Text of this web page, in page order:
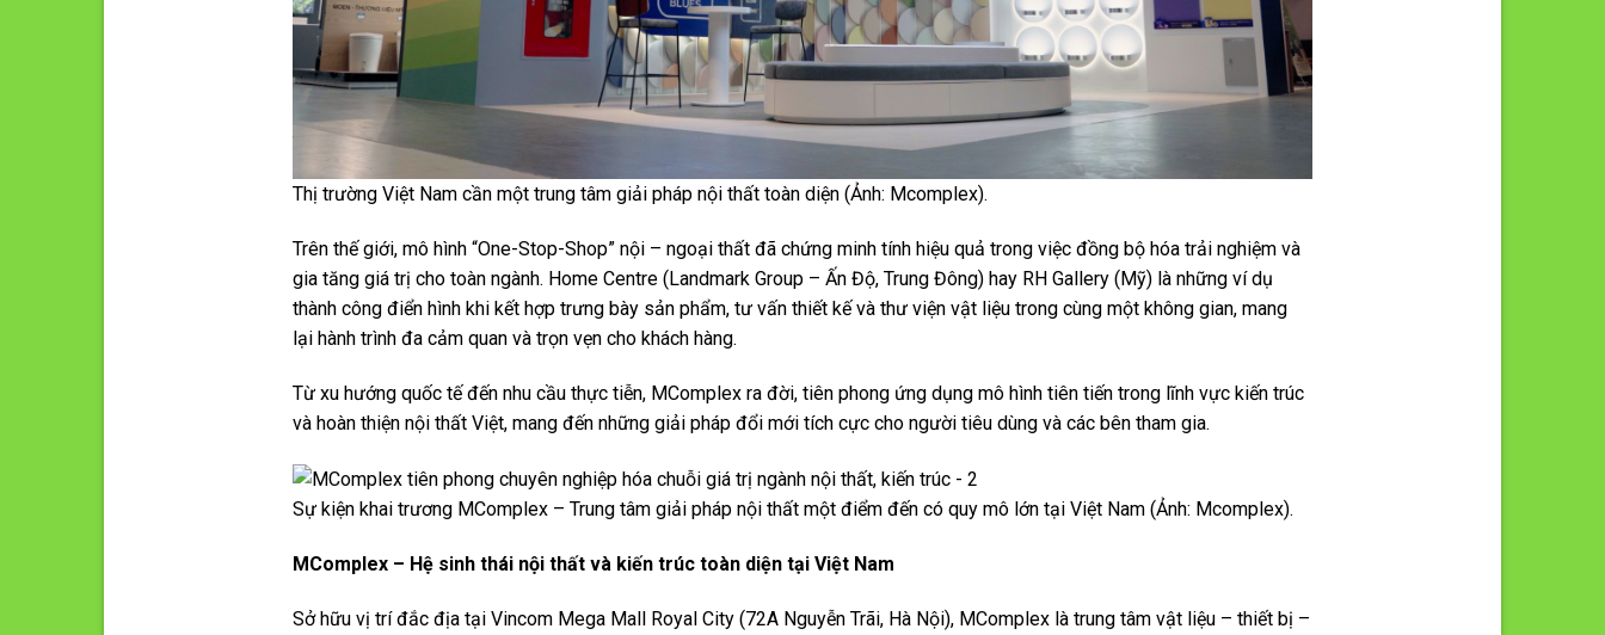
Thị trường Việt Nam cần một trung tâm giải pháp nội thất toàn diện (Ảnh: Mcomplex).
Trên thế giới, mô hình “One-Stop-Shop” nội – ngoại thất đã chứng minh tính hiệu quả trong việc đồng bộ hóa trải nghiệm và
gia tăng giá trị cho toàn ngành. Home Centre (Landmark Group – Ấn Độ, Trung Đông) hay RH Gallery (Mỹ) là những ví dụ
thành công điển hình khi kết hợp trưng bày sản phẩm, tư vấn thiết kế và thư viện vật liệu trong cùng một không gian, mang
lại hành trình đa cảm quan và trọn vẹn cho khách hàng.
Từ xu hướng quốc tế đến nhu cầu thực tiễn, MComplex ra đời, tiên phong ứng dụng mô hình tiên tiến trong lĩnh vực kiến trúc
và hoàn thiện nội thất Việt, mang đến những giải pháp đổi mới tích cực cho người tiêu dùng và các bên tham gia.
Sự kiện khai trương MComplex – Trung tâm giải pháp nội thất một điểm đến có quy mô lớn tại Việt Nam (Ảnh: Mcomplex).
MComplex – Hệ sinh thái nội thất và kiến trúc toàn diện tại Việt Nam
Sở hữu vị trí đắc địa tại Vincom Mega Mall Royal City (72A Nguyễn Trãi, Hà Nội), MComplex là trung tâm vật liệu – thiết bị –